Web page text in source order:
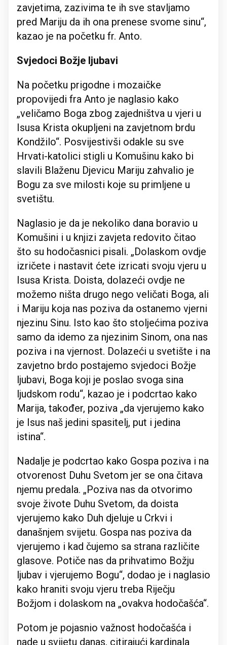
zavjetima, zazivima te ih sve stavljamo
pred Mariju da ih ona prenese svome sinu“,
kazao je na početku fr. Anto.
Svjedoci Božje ljubavi
Na početku prigodne i mozaičke
propovijedi fra Anto je naglasio kako
„veličamo Boga zbog zajedništva u vjeri u
Isusa Krista okupljeni na zavjetnom brdu
Kondžilo“. Posvijestivši odakle su sve
Hrvati-katolici stigli u Komušinu kako bi
slavili Blaženu Djevicu Mariju zahvalio je
Bogu za sve milosti koje su primljene u
svetištu.
Naglasio je da je nekoliko dana boravio u
Komušini i u knjizi zavjeta redovito čitao
što su hodočasnici pisali. „Dolaskom ovdje
izričete i nastavit ćete izricati svoju vjeru u
Isusa Krista. Doista, dolazeći ovdje ne
možemo ništa drugo nego veličati Boga, ali
i Mariju koja nas poziva da ostanemo vjerni
njezinu Sinu. Isto kao što stoljećima poziva
samo da idemo za njezinim Sinom, ona nas
poziva i na vjernost. Dolazeći u svetište i na
zavjetno brdo postajemo svjedoci Božje
ljubavi, Boga koji je poslao svoga sina
ljudskom rodu“, kazao je i podcrtao kako
Marija, također, poziva „da vjerujemo kako
je Isus naš jedini spasitelj, put i jedina
istina“.
Nadalje je podcrtao kako Gospa poziva i na
otvorenost Duhu Svetom jer se ona čitava
njemu predala. „Poziva nas da otvorimo
svoje živote Duhu Svetom, da doista
vjerujemo kako Duh djeluje u Crkvi i
današnjem svijetu. Gospa nas poziva da
vjerujemo i kad čujemo sa strana različite
glasove. Potiče nas da prihvatimo Božju
ljubav i vjerujemo Bogu“, dodao je i naglasio
kako hraniti svoju vjeru treba Riječju
Božjom i dolaskom na „ovakva hodočašća“.
Potom je pojasnio važnost hodočašća i
nade u svijetu danas, citirajući kardinala